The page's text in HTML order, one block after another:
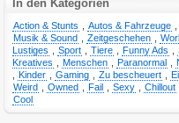
In den Kategorien
Action & Stunts Autos & Fahrzeuge
Musik & Sound
Zeitgeschehen
Lustiges
Sport Tiere Funny Ads
Kreatives
Menschen Paranormal
Kinder Gaming Zu bescheuert
Weird
Owned Fail Sexy Chillout
Cool